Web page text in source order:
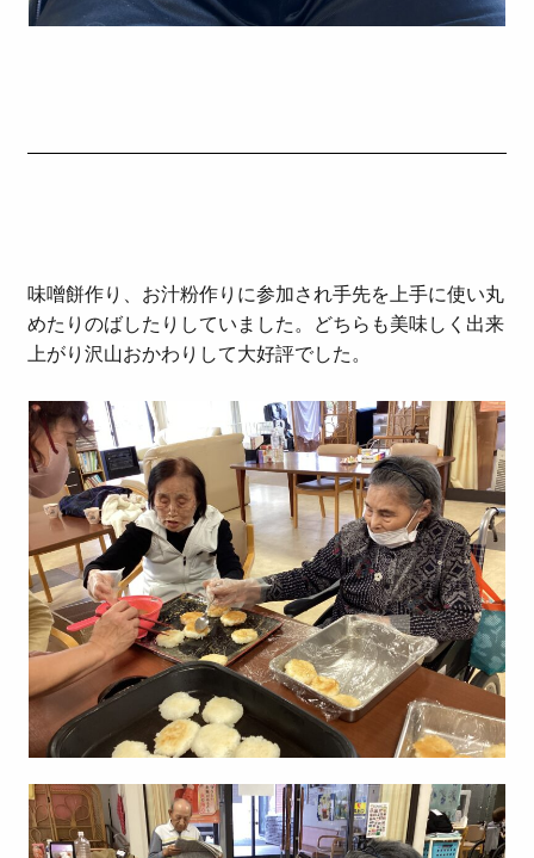
味噌餅作り、お汁粉作りに参加され手先を上手に使い丸
めたりのばしたりしていました。どちらも美味しく出来
上がり沢山おかわりして大好評でした。